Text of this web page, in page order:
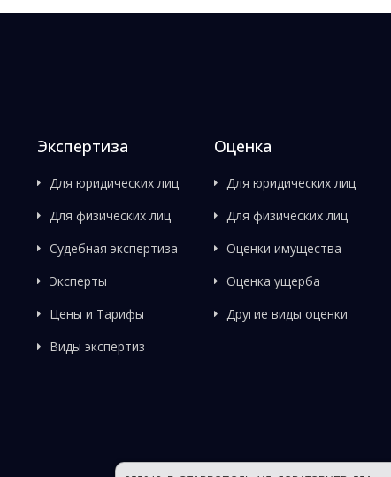
Экспертиза
Для юридических лиц
Для физических лиц
Судебная экспертиза
Эксперты
Цены и Тарифы
Виды экспертиз
Оценка
Для юридических лиц
Для физических лиц
Оценки имущества
Оценка ущерба
Другие виды оценки